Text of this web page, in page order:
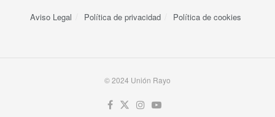
Aviso Legal Política de privacidad Política de cookies
© 2024 Unión Rayo